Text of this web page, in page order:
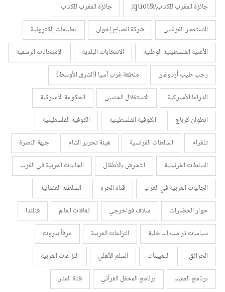
جائزة المغرب للكتاب\&quot;
جائزة المغرب للكتاب
الاستعمار الفرنسي
شركة الصباح إخوان
تطبيقات إلكترونية
الأغنية الفلسطينية الوطنية
الانتخابات البلدية
الإمتحانات الرسمية
رجب طيب أردوغان
منطقة غرب آسيا (الشرق الأوسط)
الدراما الأميركية
الاستغلال الجنسي
الحكومة الأميركية
انطوان كرباج
الكوفية الفلسطينية
الكوفية الفلسطينية
تلغرام
السلطات الفرنسية هيئة تحرير الشام
جبهة النصرة
السلطات الفرنسية
التحرش بالأطفال
الجاليات العربية في الغرب
الجاليات العربية في الغرب
قناة الحرة
السلطنة العثمانية
حوار الحضارات
سلاف فواخرجي ثقافات العالم
فنلندا
سياسات ترامب الداخلية
النزاعات العربية
مرفأ بيروت
الحرائق
التعيينات السلم الأهلي
النزاعات العربية
برنامج العميد
برنامج المحفل القرأني
قناة المنار